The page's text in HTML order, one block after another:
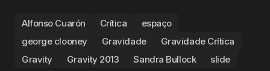
Alfonso Cuarón Crítica
espaço
george clooney
Gravidade
Gravidade Crítica
Gravity
Gravity 2013 Sandra Bullock slide